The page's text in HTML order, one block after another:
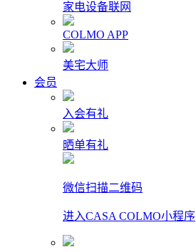
家电设备联网
COLMO APP
美宅大师
会员
入会有礼
晒单有礼
微信扫描二维码
进入CASA COLMO小程序